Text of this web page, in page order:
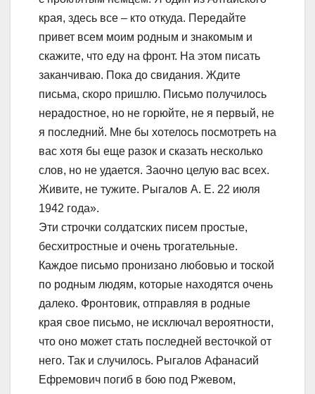
края, здесь все – кто откуда. Передайте
привет всем моим родным и знакомым и
скажите, что еду на фронт. На этом писать
заканчиваю. Пока до свидания. Ждите
письма, скоро пришлю. Письмо получилось
нерадостное, но не горюйте, не я первый, не
я последний. Мне бы хотелось посмотреть на
вас хотя бы еще разок и сказать несколько
слов, но не удается. Заочно целую вас всех.
Живите, не тужите. Рыгалов А. Е. 22 июля
1942 года».
Эти строчки солдатских писем простые,
бесхитростные и очень трогательные.
Каждое письмо пронизано любовью и тоской
по родным людям, которые находятся очень
далеко. Фронтовик, отправляя в родные
края свое письмо, не исключал вероятности,
что оно может стать последней весточкой от
него. Так и случилось. Рыгалов Афанасий
Ефремович погиб в бою под Ржевом,